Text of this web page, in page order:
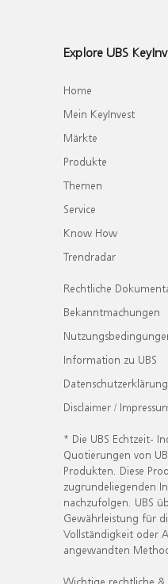
Explore UBS
Home
Mein KeyInvest
Märkte
Produkte
Themen
Service
Know How
Trendradar
Rechtliche
Bekanntmachungen
Information zu UBS
Datenschutzerklärung
Disclaimer /
* Die UBS Echtzeit-
Quotierungen von
Produkten. Diese
zugrundeliegenden
nachzufolgen. UBS
Gewährleistung für
Vollständigkeit oder
angewandten